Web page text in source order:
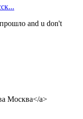
and u don't
Москва</a>